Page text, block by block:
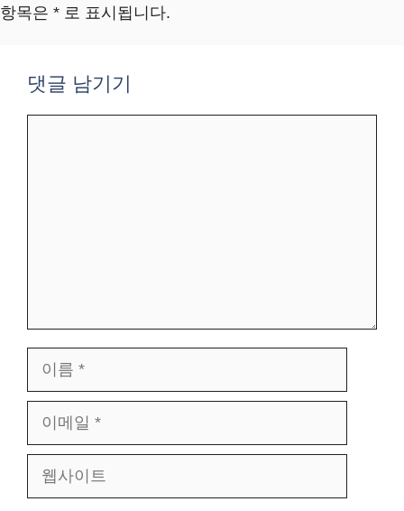
항목은 * 로 표시됩니다.
댓글 남기기
름
메
사